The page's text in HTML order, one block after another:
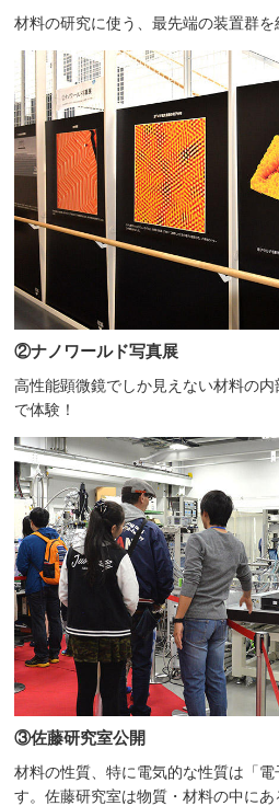
材料の研究に使う、最先端の装置群を
②ナノワールド写真展
高性能顕微鏡でしか見えない材料の
で体験！
③佐藤研究室公開
材料の性質、特に電気的な性質は「
す。佐藤研究室は物質・材料の中に